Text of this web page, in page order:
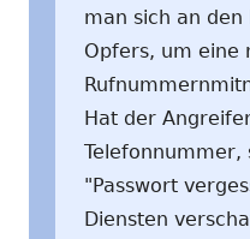
man sich an
Opfers, um eine
Hat der
Telefonnummer,
"Passwort
Diensten